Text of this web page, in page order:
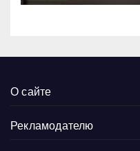
О сайте
Рекламодателю